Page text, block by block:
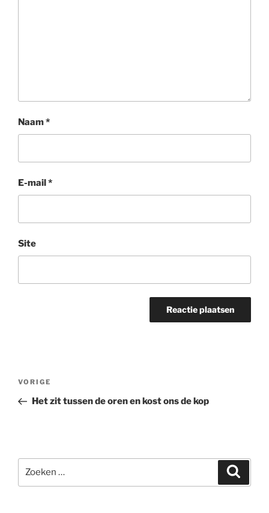
Naam*
E-mail*
Site
Bericht
Vorig
bericht
VORIGE
Het zit tussen de oren en kost ons de kop
naar: